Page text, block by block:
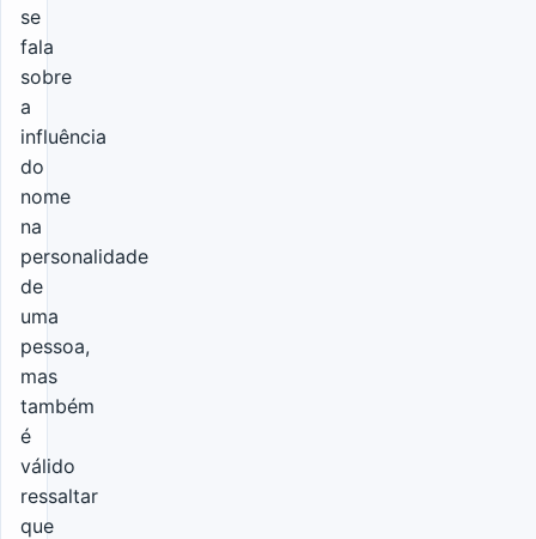
se
fala
sobre
a
influência
do
nome
na
personalidade
de
uma
pessoa,
mas
também
é
válido
ressaltar
que